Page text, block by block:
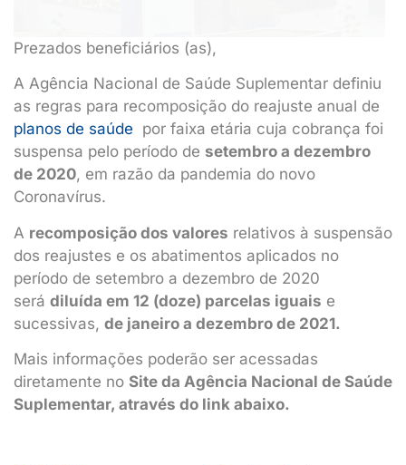
Prezados beneficiários (as),
A Agência Nacional de Saúde Suplementar definiu
as regras para recomposição do reajuste anual de
planos de saúde por faixa etária cuja cobrança foi
suspensa pelo período de setembro a dezembro
de 2020, em razão da pandemia do novo
Coronavírus.
A recomposição dos valores relativos à suspensão
dos reajustes e os abatimentos aplicados no
período de setembro a dezembro de 2020
será diluída em 12 (doze) parcelas iguais e
sucessivas, de janeiro a dezembro de 2021.
Mais informações poderão ser acessadas
diretamente no Site da Agência Nacional de Saúde
Suplementar, através do link abaixo.